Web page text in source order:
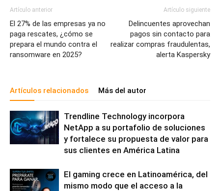
Artículo anterior
El 27% de las empresas ya no
paga rescates, ¿cómo se
prepara el mundo contra el
ransomware en 2025?
Artículo siguiente
Delincuentes aprovechan
pagos sin contacto para
realizar compras fraudulentas,
alerta Kaspersky
Artículos relacionados Más del autor
Trendline Technology incorpora
NetApp a su portafolio de soluciones
y fortalece su propuesta de valor para
sus clientes en América Latina
El gaming crece en Latinoamérica, del
mismo modo que el acceso a la